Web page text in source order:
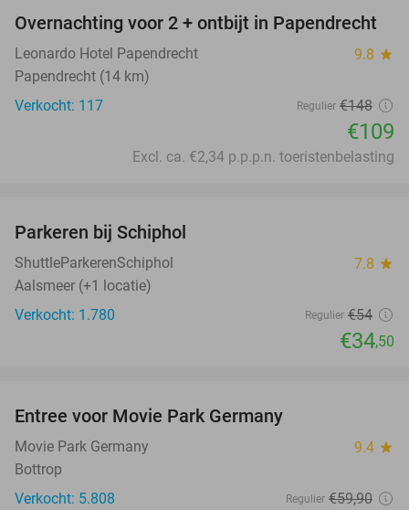
26%
Overnachting voor 2 + ontbijt in Papendrecht
Leonardo Hotel Papendrecht 9.8 star
Papendrecht (14 km)
Verkocht: 117
Regulier €148
€109
Excl. ca. €2,34 p.p.p.n. toeristenbelasting
Parkeren bij Schiphol
ShuttleParkerenSchiphol 7.8 star
Aalsmeer (+1 locatie)
Verkocht: 1.780
Regulier €54
€34,50
Entree voor Movie Park Germany
Movie Park Germany 9.4 star
Bottrop
Verkocht: 5.808
Regulier €59,90